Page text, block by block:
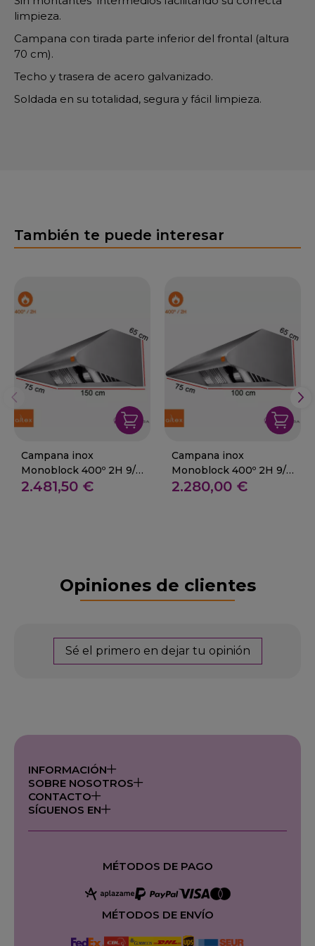
limpieza.
Campana con tirada parte inferior del frontal (altura
70 cm).
Techo y trasera de acero galvanizado.
Soldada en su totalidad, segura y fácil limpieza.
También te puede interesar
Campana inox
Monoblock 400º 2H 9/9
3/4 de 150 x 75 cm.
2.481,50 €
Campana inox
Monoblock 400º 2H 9/9
3/4 de 100 x 75 cm
2.280,00 €
Opiniones de clientes
Sé el primero en dejar tu opinión
INFORMACIÓN
SOBRE NOSOTROS
CONTACTO
SÍGUENOS EN
MÉTODOS DE PAGO
MÉTODOS DE ENVÍO